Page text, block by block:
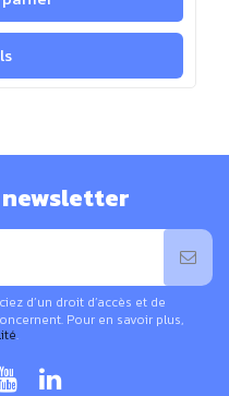
d’un droit d’accès et de
Pour en savoir plus,
.